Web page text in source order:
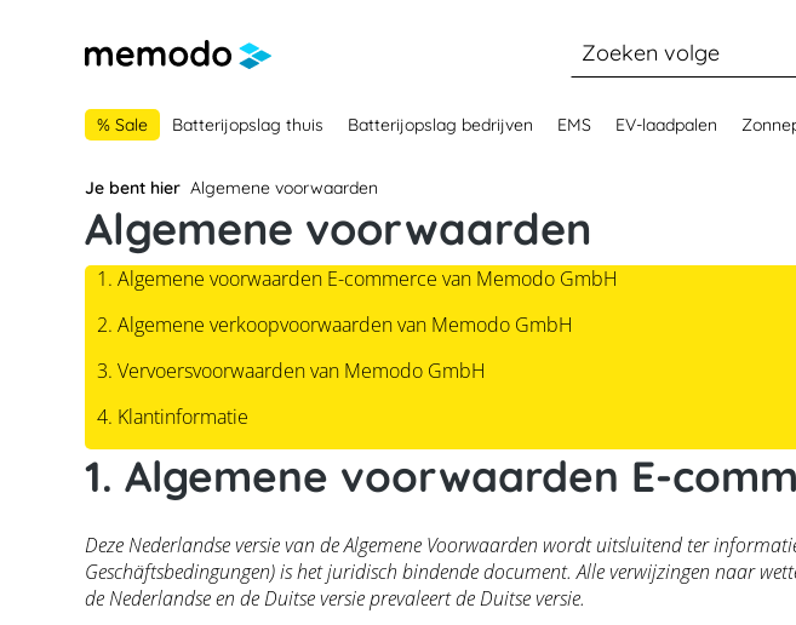
% Sale Batterijopslag thuis Batterijopslag bedrijven EMS EV-laadpalen
Je bent hier Algemene voorwaarden
Algemene voorwaarden
1. Algemene voorwaarden E-commerce van Memodo GmbH
2. Algemene verkoopvoorwaarden van Memodo GmbH
3. Vervoersvoorwaarden van Memodo GmbH
4. Klantinformatie
1. Algemene voorwaarden E-
Deze Nederlandse versie van de Algemene Voorwaarden wordt uitsluitend ter
Geschäftsbedingungen) is het juridisch bindende document. Alle verwijzingen naar
de Nederlandse en de Duitse versie prevaleert de Duitse versie.